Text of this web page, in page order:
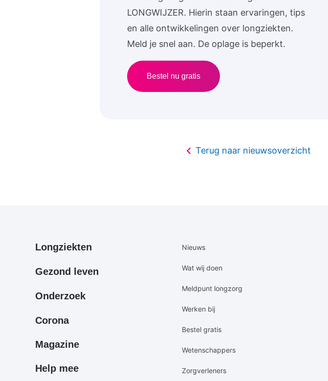
LONGWIJZER. Hierin staan ervaringen, tips
en alle ontwikkelingen over longziekten.
Meld je snel aan. De oplage is beperkt.
Bestel nu gratis
Terug naar nieuwsoverzicht
Primair
Longziekten
Gezond leven
Onderzoek
Corona
Magazine
Help mee
Secundaire
Nieuws
Wat wij doen
Meldpunt longzorg
Werken bij
Bestel gratis
Wetenschappers
Zorgverleners